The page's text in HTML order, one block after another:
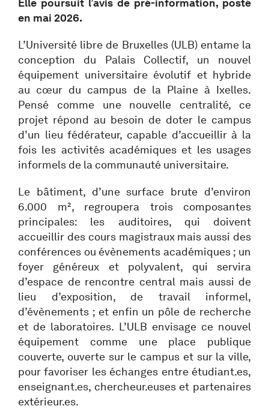
Elle poursuit l’avis de pré-information, posté
en mai 2026.
L’Université libre de Bruxelles (ULB) entame la
conception du Palais Collectif, un nouvel
équipement universitaire évolutif et hybride
au cœur du campus de la Plaine à Ixelles.
Pensé comme une nouvelle centralité, ce
projet répond au besoin de doter le campus
d’un lieu fédérateur, capable d’accueillir à la
fois les activités académiques et les usages
informels de la communauté universitaire.
Le bâtiment, d’une surface brute d’environ
6.000 m², regroupera trois composantes
principales: les auditoires, qui doivent
accueillir des cours magistraux mais aussi des
conférences ou évènements académiques ; un
foyer généreux et polyvalent, qui servira
d’espace de rencontre central mais aussi de
lieu d’exposition, de travail informel,
d’évènements ; et enfin un pôle de recherche
et de laboratoires. L’ULB envisage ce nouvel
équipement comme une place publique
couverte, ouverte sur le campus et sur la ville,
pour favoriser les échanges entre étudiant.es,
enseignant.es, chercheur.euses et partenaires
extérieur.es.